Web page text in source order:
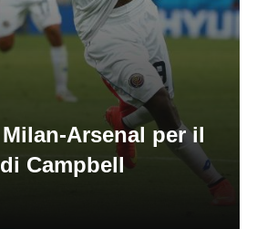
Arsenal per il
Campbell